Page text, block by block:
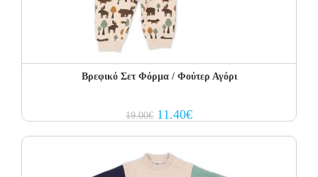
Βρεφικό Σετ Φόρμα / Φούτερ Αγόρι
19.00€ Original
price
11.40€Current
price